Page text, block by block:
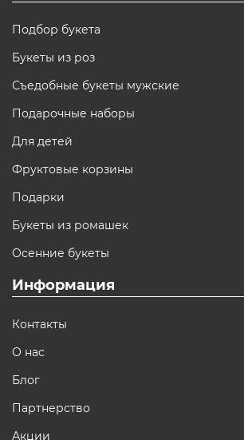
Подбор букета
Букеты из роз
Съедобные букеты мужские
Подарочные наборы
Для детей
Фруктовые корзины
Подарки
Букеты из ромашек
Осенние букеты
Информация
Контакты
О нас
Блог
Партнерство
Акции